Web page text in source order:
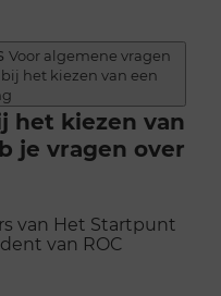
Voor algemene vragen
het kiezen van een
het kiezen van
je vragen over
van Het Startpunt
van ROC